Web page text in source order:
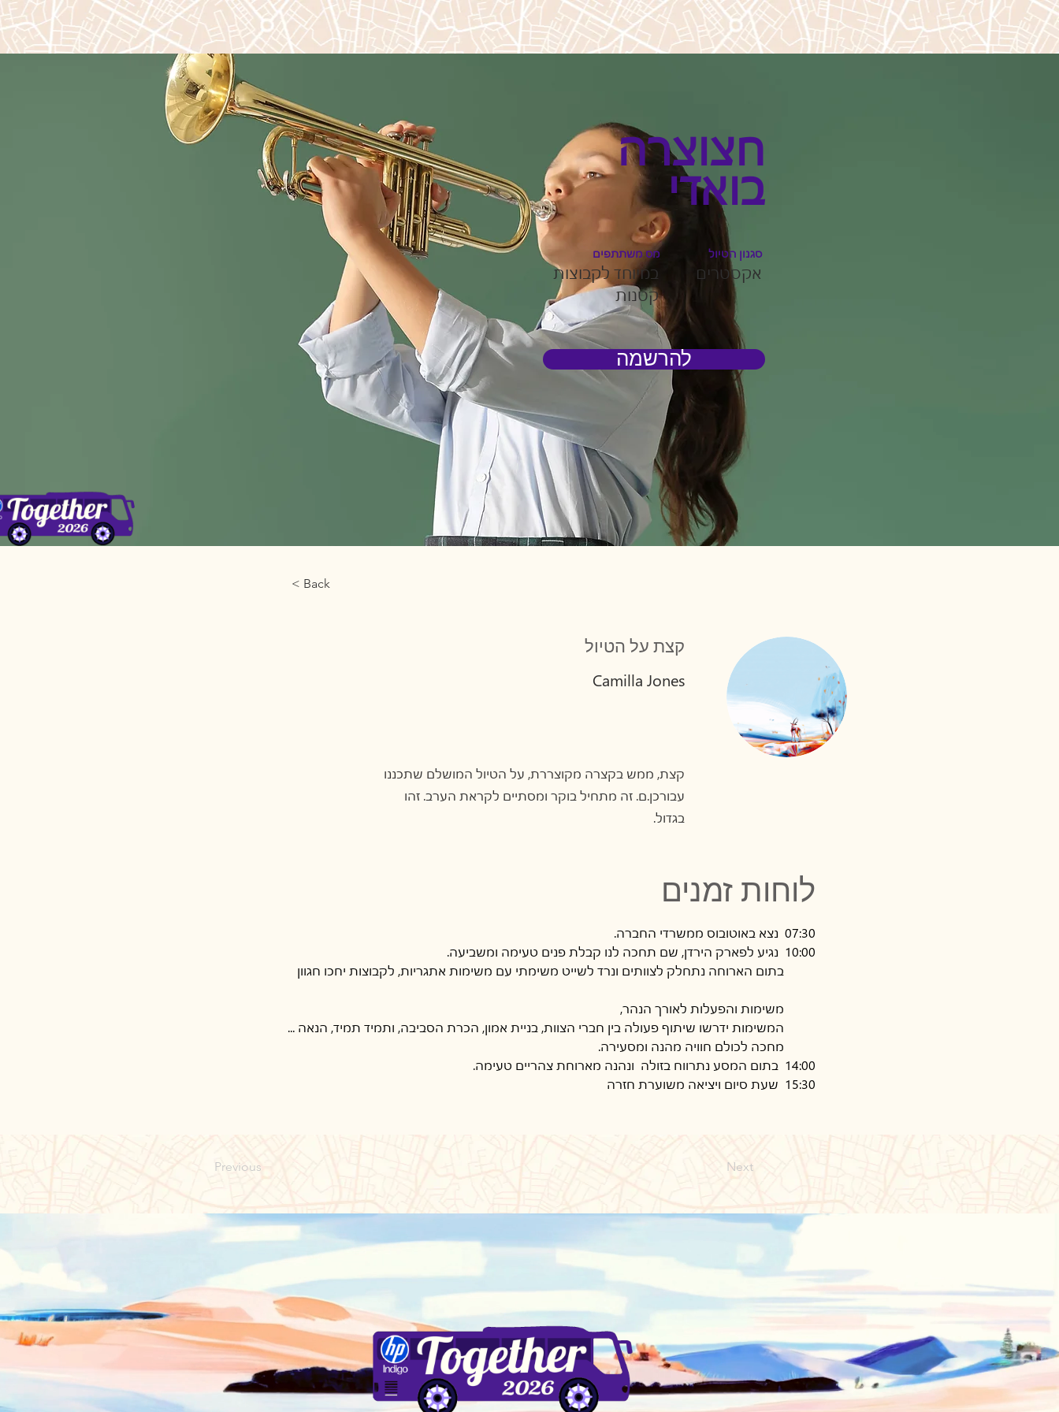
חצוצרה
בואדי
מס משתתפים סגנון הטיול
במיוחד לקבוצות
קטנות
אקסטרים
להרשמה
< Back
קצת על הטיול
Camilla Jones
קצת, ממש בקצרה מקוצררת, על הטיול המושלם שתכננו
עבורכן.ם. זה מתחיל בוקר ומסתיים לקראת הערב. זהו
בגדול.
לוחות זמנים
07:30  נצא באוטובוס ממשרדי החברה.
10:00  נגיע לפארק הירדן, שם תחכה לנו קבלת פנים טעימה ומשביעה.
בתום הארוחה נתחלק לצוותים ונרד לשייט משימתי עם משימות אתגריות, לקבוצות יחכו חגוון
משימות והפעלות לאורך הנהר,
המשימות ידרשו שיתוף פעולה בין חברי הצוות, בניית אמון, הכרת הסביבה, ותמיד תמיד, הנאה ...
מחכה לכולם חוויה מהנה ומסעירה.
14:00  בתום המסע נתרווח בזולה  ונהנה מארוחת צהריים טעימה.
15:30  שעת סיום ויציאה משוערת חזרה
Previous Next